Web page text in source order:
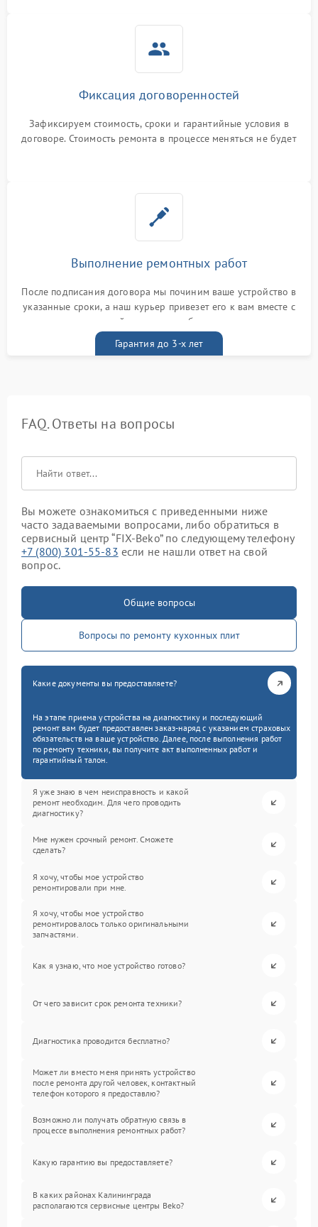
Фиксация договоренностей
Зафиксируем стоимость, сроки и гарантийные условия в
договоре. Стоимость ремонта в процессе меняться не будет
Выполнение ремонтных работ
После подписания договора мы починим ваше устройство в
указанные сроки, а наш курьер привезет его к вам вместе с
гарантийным талоном бесплатно
Гарантия до 3-х лет
FAQ. Ответы на вопросы
Вы можете ознакомиться с приведенными ниже
часто задаваемыми вопросами, либо обратиться в
сервисный центр “FIX-Beko” по следующему телефону
+7 (800) 301-55-83 если не нашли ответ на свой
вопрос.
Общие вопросы
Вопросы по ремонту кухонных плит
Какие документы вы предоставляете?
На этапе приема устройства на диагностику и последующий
ремонт вам будет предоставлен заказ-наряд с указанием страховых
обязательств на ваше устройство. Далее, после выполнения работ
по ремонту техники, вы получите акт выполненных работ и
гарантийный талон.
Я уже знаю в чем неисправность и какой
ремонт необходим. Для чего проводить
диагностику?
Мне нужен срочный ремонт. Сможете
сделать?
Я хочу, чтобы мое устройство
ремонтировали при мне.
Я хочу, чтобы мое устройство
ремонтировалось только оригинальными
запчастями.
Как я узнаю, что мое устройство готово?
От чего зависит срок ремонта техники?
Диагностика проводится бесплатно?
Может ли вместо меня принять устройство
после ремонта другой человек, контактный
телефон которого я предоставлю?
Возможно ли получать обратную связь в
процессе выполнения ремонтных работ?
Какую гарантию вы предоставляете?
В каких районах Калининграда
располагаются сервисные центры Beko?